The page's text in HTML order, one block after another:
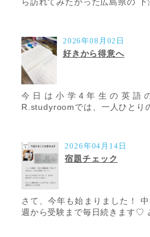
ら訪れてみたかった広島県の
2026年08月02日
好きから得意へ
今日は小学4年生の英語
R.studyroomでは、一人ひとり
2026年04月14日
宿題チェック
さて、今年も始まりました！
週から受験まで毎日続きます♡